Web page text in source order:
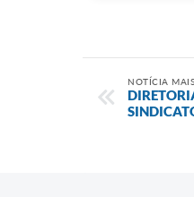
NOTÍCIA